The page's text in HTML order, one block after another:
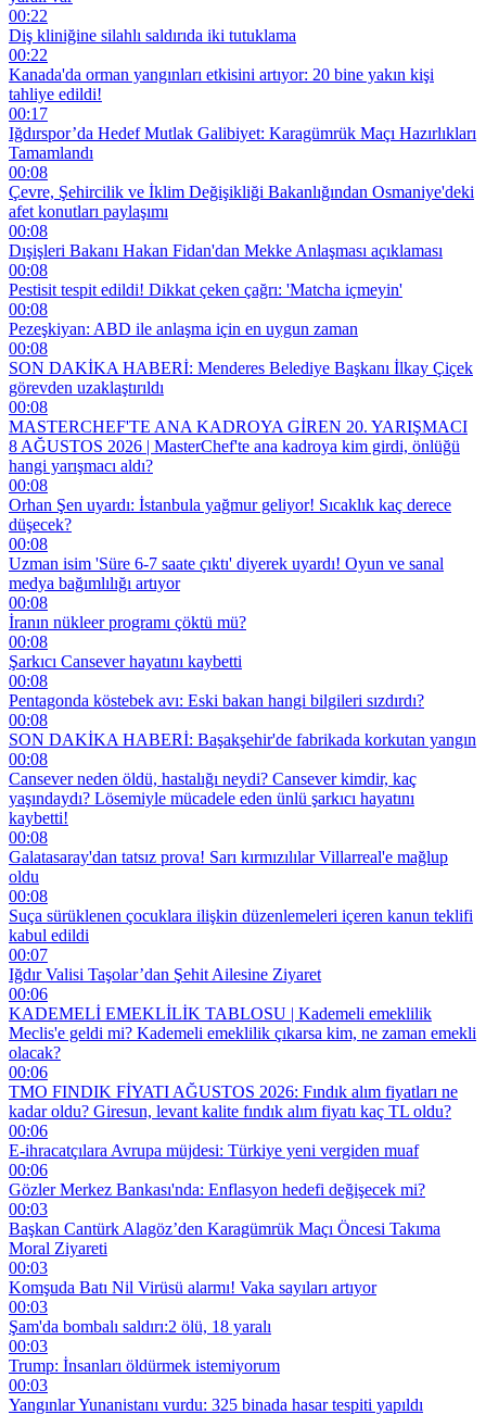
00:22
Diş kliniğine silahlı saldırıda iki tutuklama
00:22
Kanada'da orman yangınları etkisini artıyor: 20 bine yakın kişi
tahliye edildi!
00:17
Iğdırspor’da Hedef Mutlak Galibiyet: Karagümrük Maçı Hazırlıkları
Tamamlandı
00:08
Çevre, Şehircilik ve İklim Değişikliği Bakanlığından Osmaniye'deki
afet konutları paylaşımı
00:08
Dışişleri Bakanı Hakan Fidan'dan Mekke Anlaşması açıklaması
00:08
Pestisit tespit edildi! Dikkat çeken çağrı: 'Matcha içmeyin'
00:08
Pezeşkiyan: ABD ile anlaşma için en uygun zaman
00:08
SON DAKİKA HABERİ: Menderes Belediye Başkanı İlkay Çiçek
görevden uzaklaştırıldı
00:08
MASTERCHEF'TE ANA KADROYA GİREN 20. YARIŞMACI
8 AĞUSTOS 2026 | MasterChef'te ana kadroya kim girdi, önlüğü
hangi yarışmacı aldı?
00:08
Orhan Şen uyardı: İstanbula yağmur geliyor! Sıcaklık kaç derece
düşecek?
00:08
Uzman isim 'Süre 6-7 saate çıktı' diyerek uyardı! Oyun ve sanal
medya bağımlılığı artıyor
00:08
İranın nükleer programı çöktü mü?
00:08
Şarkıcı Cansever hayatını kaybetti
00:08
Pentagonda köstebek avı: Eski bakan hangi bilgileri sızdırdı?
00:08
SON DAKİKA HABERİ: Başakşehir'de fabrikada korkutan yangın
00:08
Cansever neden öldü, hastalığı neydi? Cansever kimdir, kaç
yaşındaydı? Lösemiyle mücadele eden ünlü şarkıcı hayatını
kaybetti!
00:08
Galatasaray'dan tatsız prova! Sarı kırmızılılar Villarreal'e mağlup
oldu
00:08
Suça sürüklenen çocuklara ilişkin düzenlemeleri içeren kanun teklifi
kabul edildi
00:07
Iğdır Valisi Taşolar’dan Şehit Ailesine Ziyaret
00:06
KADEMELİ EMEKLİLİK TABLOSU | Kademeli emeklilik
Meclis'e geldi mi? Kademeli emeklilik çıkarsa kim, ne zaman emekli
olacak?
00:06
TMO FINDIK FİYATI AĞUSTOS 2026: Fındık alım fiyatları ne
kadar oldu? Giresun, levant kalite fındık alım fiyatı kaç TL oldu?
00:06
E-ihracatçılara Avrupa müjdesi: Türkiye yeni vergiden muaf
00:06
Gözler Merkez Bankası'nda: Enflasyon hedefi değişecek mi?
00:03
Başkan Cantürk Alagöz’den Karagümrük Maçı Öncesi Takıma
Moral Ziyareti
00:03
Komşuda Batı Nil Virüsü alarmı! Vaka sayıları artıyor
00:03
Şam'da bombalı saldırı:2 ölü, 18 yaralı
00:03
Trump: İnsanları öldürmek istemiyorum
00:03
Yangınlar Yunanistanı vurdu: 325 binada hasar tespiti yapıldı